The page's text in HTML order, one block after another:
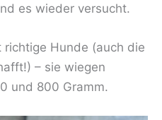
es wieder versucht.
Hunde (auch die
– sie wiegen
und 800 Gramm.